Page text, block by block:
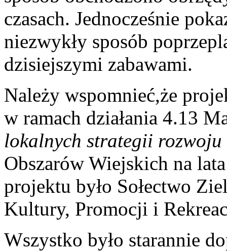
czasach. Jednocześnie
niezwykły sposób
dzisiejszymi zabawami.
Należy wspomnieć,że
w ramach działania 4.13
lokalnych strategii rozwoju
Obszarów Wiejskich na
projektu było Sołectwo
Kultury, Promocji i
Wszystko było starannie